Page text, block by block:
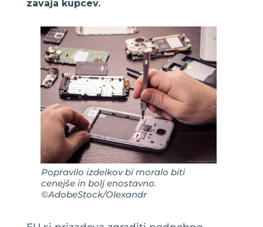
zavaja kupcev.
Popravilo izdelkov bi moralo biti
cenejše in bolj enostavno.
©AdobeStock/Olexandr